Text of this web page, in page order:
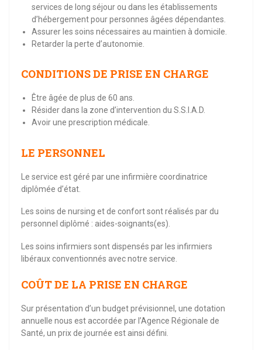
services de long séjour ou dans les établissements
d’hébergement pour personnes âgées dépendantes.
Assurer les soins nécessaires au maintien à domicile.
Retarder la perte d’autonomie.
CONDITIONS DE PRISE EN CHARGE
Être âgée de plus de 60 ans.
Résider dans la zone d’intervention du S.S.I.A.D.
Avoir une prescription médicale.
LE PERSONNEL
Le service est géré par une infirmière coordinatrice
diplômée d’état.
Les soins de nursing et de confort sont réalisés par du
personnel diplômé : aides-soignants(es).
Les soins infirmiers sont dispensés par les infirmiers
libéraux conventionnés avec notre service.
COÛT DE LA PRISE EN CHARGE
Sur présentation d’un budget prévisionnel, une dotation
annuelle nous est accordée par l’Agence Régionale de
Santé, un prix de journée est ainsi défini.